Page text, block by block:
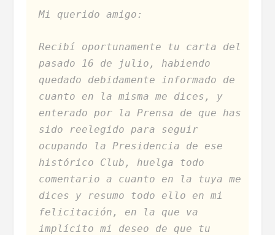
Mi querido amigo:
Recibí oportunamente tu carta del
pasado 16 de julio, habiendo
quedado debidamente informado de
cuanto en la misma me dices, y
enterado por la Prensa de que has
sido reelegido para seguir
ocupando la Presidencia de ese
histórico Club, huelga todo
comentario a cuanto en la tuya me
dices y resumo todo ello en mi
felicitación, en la que va
implícito mi deseo de que tu